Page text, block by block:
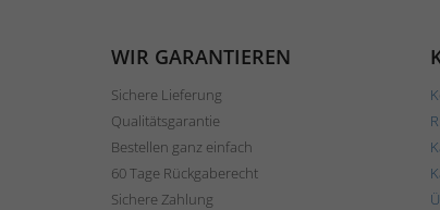
WIR GARANTIEREN
Sichere Lieferung
Qualitätsgarantie
Bestellen ganz einfach
60 Tage Rückgaberecht
Sichere Zahlung